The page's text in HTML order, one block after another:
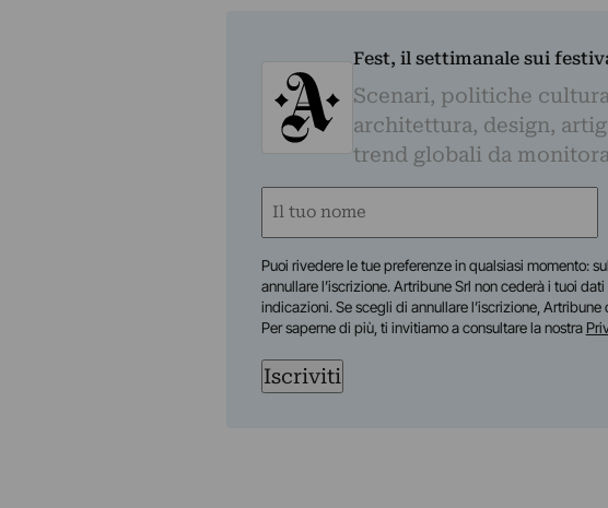
Fest, il settimanale sui
Scenari, politiche
architettura, design,
trend globali da
Nome
Puoi rivedere le tue preferenze in qualsiasi momento:
annullare l’iscrizione. Artribune Srl non cederà i tuoi
indicazioni. Se scegli di annullare l’iscrizione,
Per saperne di più, ti invitiamo a consultare la nostra
Iscriviti